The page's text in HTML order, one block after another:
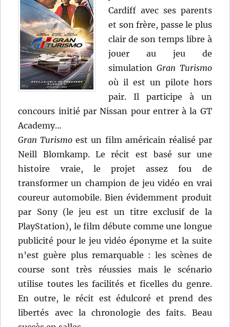
Cardiff avec ses parents
et son frère, passe le plus
clair de son temps libre à
jouer au jeu de
simulation Gran Turismo
où il est un pilote hors
pair. Il participe à un
concours initié par Nissan pour entrer à la GT
Academy…
Gran Turismo est un film américain réalisé par
Neill Blomkamp. Le récit est basé sur une
histoire vraie, le projet assez fou de
transformer un champion de jeu vidéo en vrai
coureur automobile. Bien évidemment produit
par Sony (le jeu est un titre exclusif de la
PlayStation), le film débute comme une longue
publicité pour le jeu vidéo éponyme et la suite
n’est guère plus remarquable : les scènes de
course sont très réussies mais le scénario
utilise toutes les facilités et ficelles du genre.
En outre, le récit est édulcoré et prend des
libertés avec la chronologie des faits. Beau